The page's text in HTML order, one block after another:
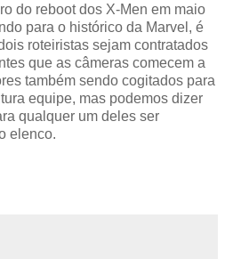
do reboot dos X-Men em maio
para o histórico da Marvel, é
roteiristas sejam contratados
que as câmeras comecem a
também sendo cogitados para
equipe, mas podemos dizer
qualquer um deles ser
elenco.